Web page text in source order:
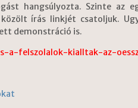
hangsúlyozta. Szinte az
közölt írás linkjét csatoljuk.
demonstráció is.
a-felszolalok-kialltak-az-